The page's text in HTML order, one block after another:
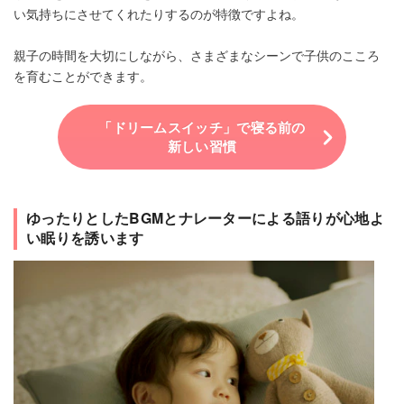
い気持ちにさせてくれたりするのが特徴ですよね。
親子の時間を大切にしながら、さまざまなシーンで子供のこころ
を育むことができます。
「ドリームスイッチ」で寝る前の
新しい習慣
ゆったりとしたBGMとナレーターによる語りが心地よ
い眠りを誘います